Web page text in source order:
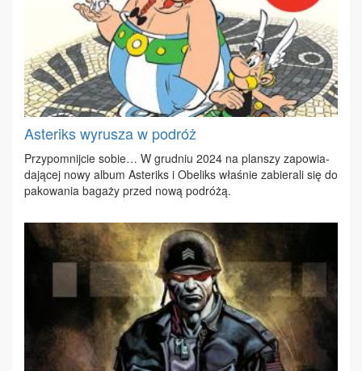
Asteriks wyrusza w podróż
Przy­po­mnij­cie so­bie… W grud­niu 2024 na plan­szy za­po­wia­
da­ją­cej no­wy al­bum Aste­riks i Obe­liks wła­śnie za­bie­ra­li się do
pa­ko­wa­nia ba­ga­ży przed no­wą po­dró­żą.